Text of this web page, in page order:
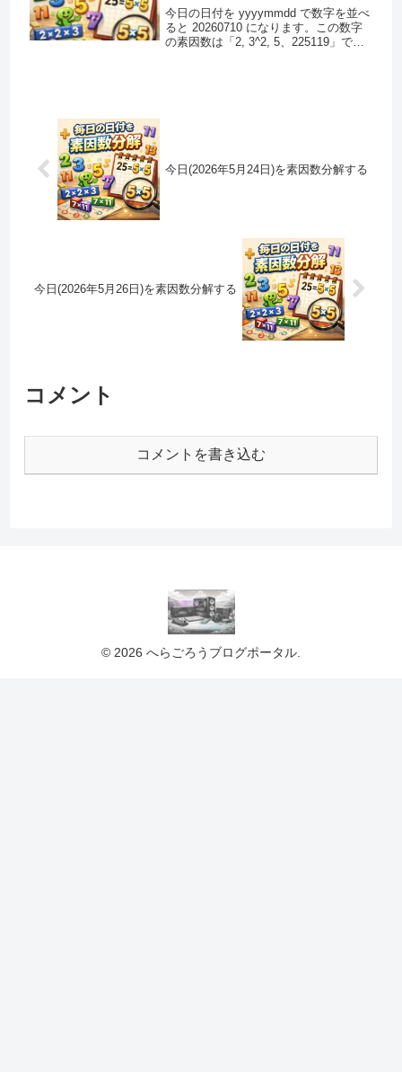
今日の日付を yyyymmdd で数字を並べ
ると 20260710 になります。この数字
の素因数は「2, 3^2, 5、225119」で
今日(2026年5月24日)を素因数分解する
今日(2026年5月26日)を素因数分解する
コメント
コメントを書き込む
© 2026 へらごろうブログポータル.